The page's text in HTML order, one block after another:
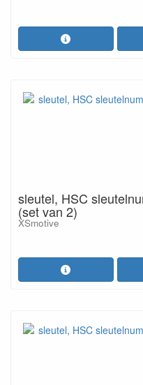
sleutel, HSC
(set van 2)
XSmotive